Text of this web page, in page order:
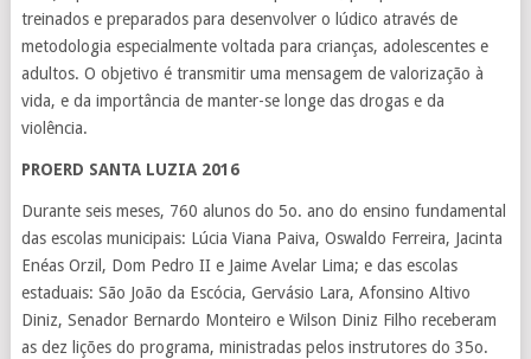
treinados e preparados para desenvolver o lúdico através de
metodologia especialmente voltada para crianças, adolescentes e
adultos. O objetivo é transmitir uma mensagem de valorização à
vida, e da importância de manter-se longe das drogas e da
violência.
PROERD SANTA LUZIA 2016
Durante seis meses, 760 alunos do 5o. ano do ensino fundamental
das escolas municipais: Lúcia Viana Paiva, Oswaldo Ferreira, Jacinta
Enéas Orzil, Dom Pedro II e Jaime Avelar Lima; e das escolas
estaduais: São João da Escócia, Gervásio Lara, Afonsino Altivo
Diniz, Senador Bernardo Monteiro e Wilson Diniz Filho receberam
as dez lições do programa, ministradas pelos instrutores do 35o.